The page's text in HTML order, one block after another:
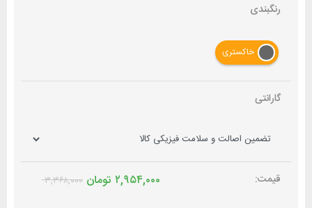
رنگبندی
خاکستری
گارانتی
۳,۳۶۸,۰۰۰ تومان ۲,۹۵۴,۰۰۰